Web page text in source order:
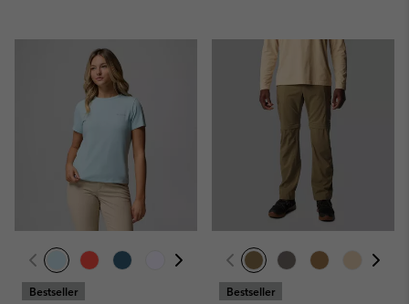
Bestseller Bestseller